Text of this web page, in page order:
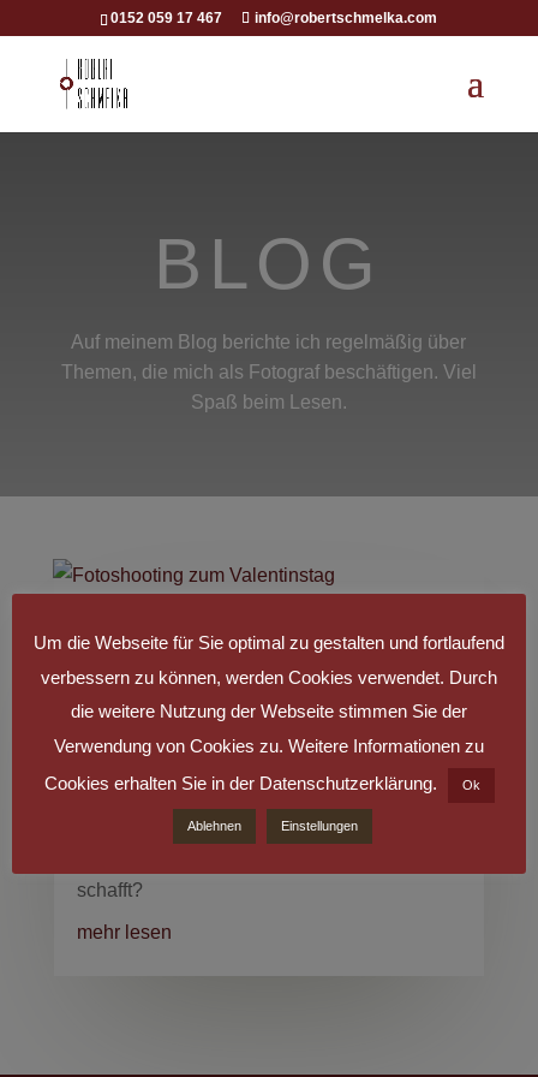
0152 059 17 467 info@robertschmelka.com
BLOG
Auf meinem Blog berichte ich regelmäßig über
Themen, die mich als Fotograf beschäftigen. Viel
Spaß beim Lesen.
Fotoshooting zum Valentinstag
Am 14. Februar ist Valentinstag. Viele Paare
nehmen diesen Tag als Gelegenheit, sich
wäre es mit einem besonderen Erlebnis als
Valentinsgeschenk, das Nähe und Intimität
schafft?
mehr lesen
Um die Webseite für Sie optimal zu gestalten und fortlaufend
verbessern zu können, werden Cookies verwendet. Durch
die weitere Nutzung der Webseite stimmen Sie der
Verwendung von Cookies zu. Weitere Informationen zu
Cookies erhalten Sie in der Datenschutzerklärung.
Ok
Ablehnen Einstellungen